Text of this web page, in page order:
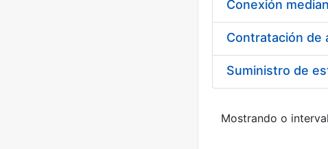
Suministro de
Mostrando o